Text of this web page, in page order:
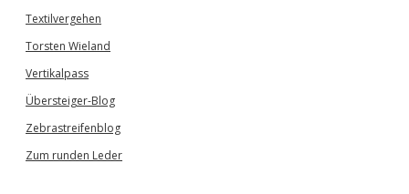
Textilvergehen
Torsten Wieland
Vertikalpass
Übersteiger-Blog
Zebrastreifenblog
Zum runden Leder